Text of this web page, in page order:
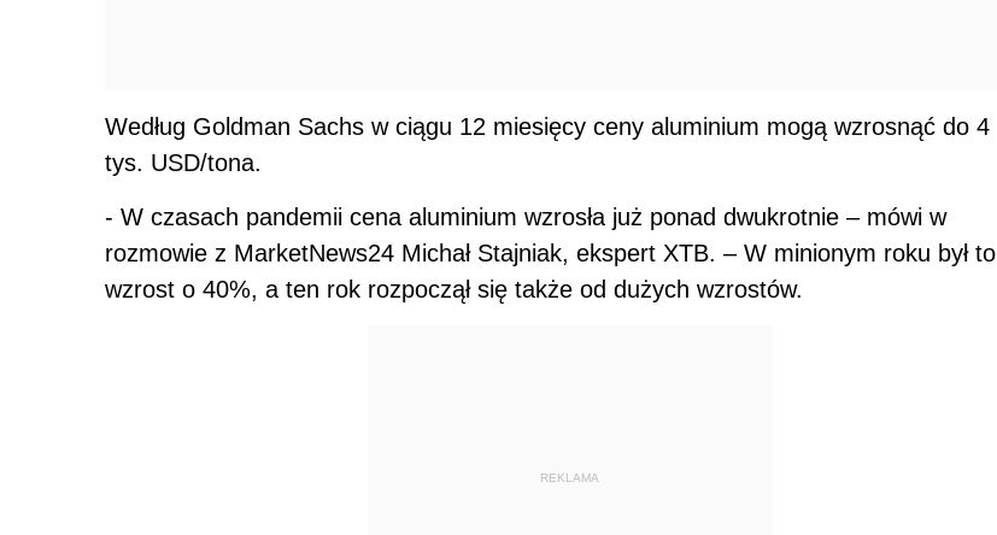
Według Goldman Sachs w ciągu 12 miesięcy ceny aluminium mogą wzrosnąć do 4
tys. USD/tona.
- W czasach pandemii cena aluminium wzrosła już ponad dwukrotnie – mówi w
rozmowie z MarketNews24 Michał Stajniak, ekspert XTB. – W minionym roku był to
wzrost o 40%, a ten rok rozpoczął się także od dużych wzrostów.
REKLAMA